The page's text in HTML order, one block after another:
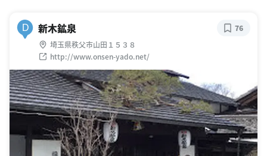
D 新木鉱泉
埼玉県秩父市山田１５３８
http://www.onsen-yado.net/
76